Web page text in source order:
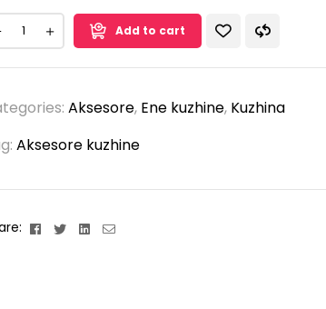
Add to cart
Aksesore, Ene kuzhine, Kuzhina
Aksesore kuzhine
Facebook
TwitterLinkedin
Email